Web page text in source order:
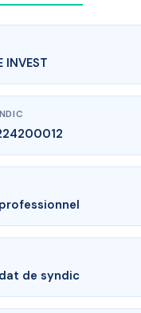
INVEST
de syndic